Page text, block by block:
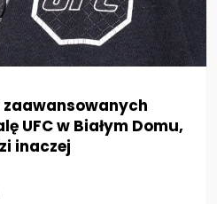
zaawansowanych
UFC w Białym Domu,
inaczej